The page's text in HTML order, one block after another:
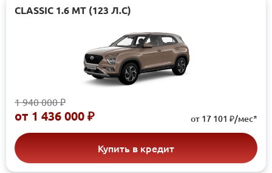
CLASSIC 1.6 МТ (123 Л.С)
1 940 000 ₽
от 1 436 000 ₽ от 17 101 ₽/мес*
Купить в кредит